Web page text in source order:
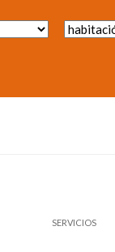
SERVICIOS